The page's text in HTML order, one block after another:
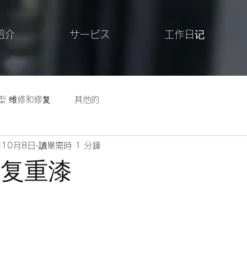
介 サービス 工作日记
维修和修复 其他的
重漆
月8日 讀畢需時 1 分鐘